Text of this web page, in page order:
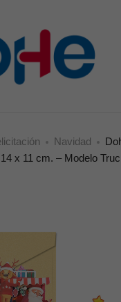
Navidad
x 11 cm. – Modelo